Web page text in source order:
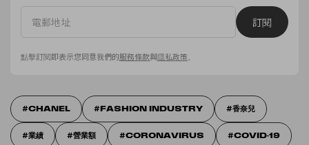
訂閱
點擊訂閱即表示您同意我們的服務條款與隱私政策
CHANEL FASHION INDUSTRY 香奈兒
業績 營業額 CORONAVIRUS COVID-19